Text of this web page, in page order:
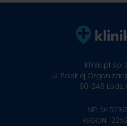
Kliniki.pl Sp.
ul. Polskiej
90-248 Łódź,
NIP:
REGON: